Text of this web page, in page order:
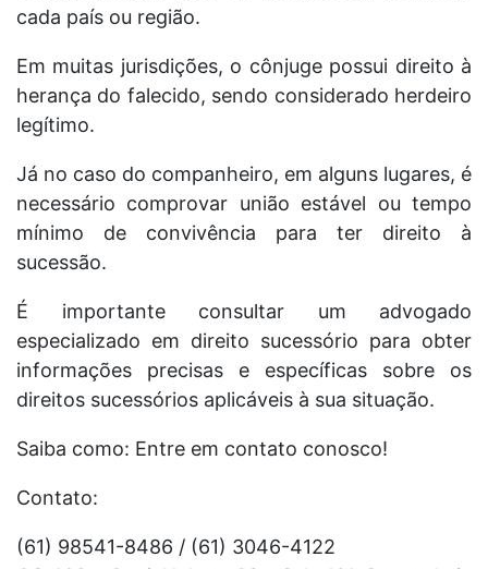
cada país ou região.
Em muitas jurisdições, o cônjuge possui direito à
herança do falecido, sendo considerado herdeiro
legítimo.
Já no caso do companheiro, em alguns lugares, é
necessário comprovar união estável ou tempo
mínimo de convivência para ter direito à
sucessão.
É importante consultar um advogado
especializado em direito sucessório para obter
informações precisas e específicas sobre os
direitos sucessórios aplicáveis à sua situação.
Saiba como: Entre em contato conosco!
Contato:
(61) 98541-8486 / (61) 3046-4122